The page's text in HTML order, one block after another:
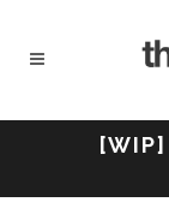
[WIP]